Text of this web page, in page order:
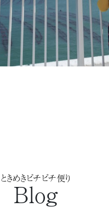
ときめきピチピチ便り
Blog